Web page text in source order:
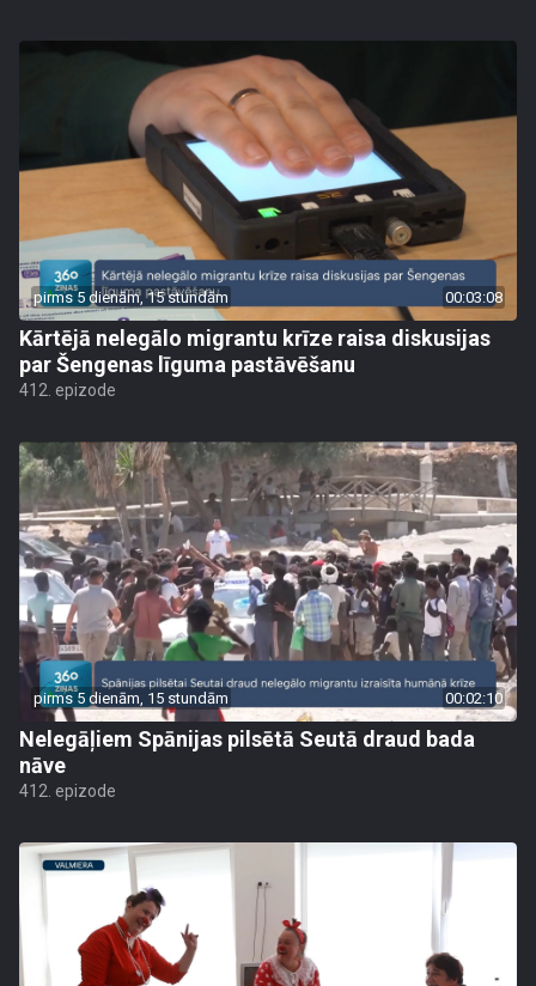
pirms 5 dienām, 15 stundām 00:03:08
Kārtējā nelegālo migrantu krīze raisa diskusijas
par Šengenas līguma pastāvēšanu
412. epizode
pirms 5 dienām, 15 stundām 00:02:10
Nelegāļiem Spānijas pilsētā Seutā draud bada
nāve
412. epizode